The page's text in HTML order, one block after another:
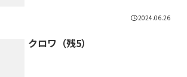
2024.06.26
クロワ（残5）